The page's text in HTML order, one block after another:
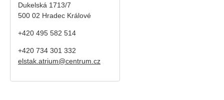
Dukelská 1713/7
500 02 Hradec Králové
+420 495 582 514
+420 734 301 332
elstak.atrium@centrum.cz